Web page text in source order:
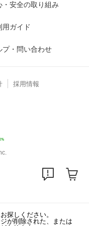
・安全の取り組み
用ガイド
プ・問い合わせ
採用情報
探しください。
が削除された、または